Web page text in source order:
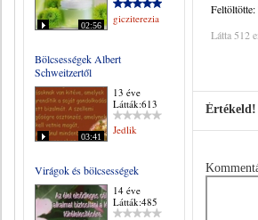
02:56
gicziterezia
Bölcsességek Albert
Schweitzertől
03:41
13 éve
Látták:613
Jedlik
Virágok és bölcsességek
14 éve
Látták:485
Feltöltötte:
Látta 512
Értékeld!